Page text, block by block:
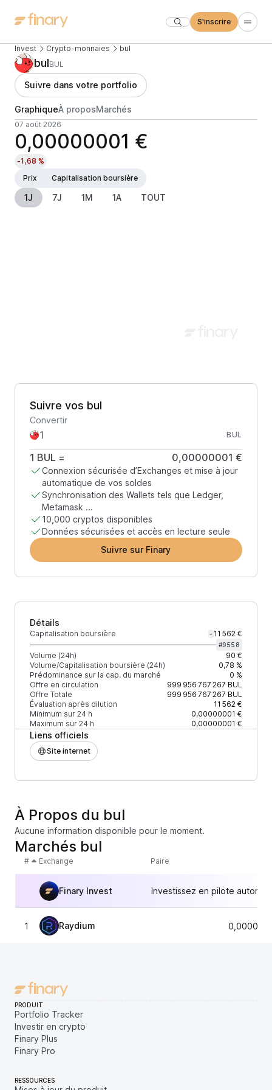
S'inscrire
Invest Crypto-monnaies bul
bulBUL
Suivre dans votre portfolio
GraphiqueÀ proposMarchés
07 août 2026
0,00000001 €
-1,68 %
Prix
Capitalisation boursière
1J 7J 1M 1A TOUT
Suivre vos bul
Convertir
BUL
1 BUL = 0,00000001 €
Connexion sécurisée d’Exchanges et mise à jour
automatique de vos soldes
Synchronisation des Wallets tels que Ledger,
Metamask ...
10,000 cryptos disponibles
Données sécurisées et accès en lecture seule
Suivre sur Finary
Détails
Capitalisation boursière - 11 562 €
#9558
Volume (24h)
90 €
Volume/Capitalisation boursière (24h)
0,78 %
Prédominance sur la cap. du marché
0 %
Offre en circulation
999 956 767 267 BUL
Offre Totale
999 956 767 267 BUL
Évaluation après dilution
11 562 €
Minimum sur 24 h
0,00000001 €
Maximum sur 24 h
0,00000001 €
Liens officiels
Site internet
À Propos du bul
Aucune information disponible pour le moment.
Marchés bul
# Exchange Paire
Finary Invest Investissez en pilote
1 Raydium
PRODUIT
Portfolio Tracker
Investir en crypto
Finary Plus
Finary Pro
RESSOURCES